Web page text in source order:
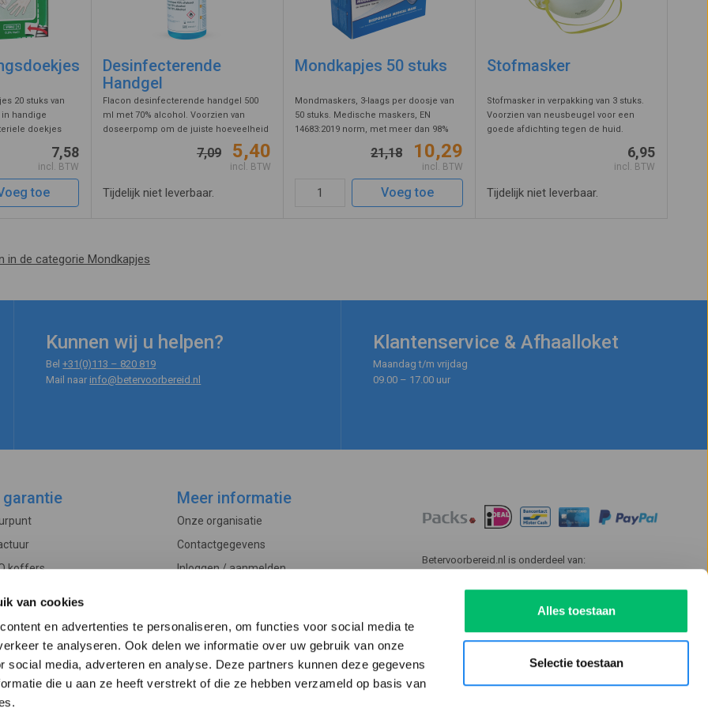
van cookies
en advertenties te personaliseren, om functies voor social media te
te analyseren. Ook delen we informatie over uw gebruik van onze
social media, adverteren en analyse. Deze partners kunnen deze gegevens
die u aan ze heeft verstrekt of die ze hebben verzameld op basis van
Alles toestaan
Selectie toestaan
op pasvorm door beide handen tegen het masker te
uit te ademen. Bij lekkage rond de neus drukt u de
aan. Bij lekkage op andere plaatsen trekt u de
het hoofd en verbindt u ze met elkaar met een
alleen met een goed sluitend masker mag u zones met
betreden.
20 stuks van
in handige
doekjes
uit een
7,58
incl. BTW
toe
Desinfecterende
Handgel
Flacon desinfecterende handgel 500
ml met 70% alcohol. Voorzien van
doseerpomp om de juiste hoeveelheid
op uw handen aan te brengen. De
inhoud van de pomp is goed voor ca.
170 handontsmettingen. Antibacteriële
gel ...
7,09 5,40
incl. BTW
Tijdelijk niet leverbaar.
Mondkapjes 50 stuks
Mondmaskers, 3-laags per doosje van
50 stuks. Medische maskers, EN
14683:2019 norm, met meer dan 98%
luchtfiltratie van deeltjes tot 3 micron.
Fijne luchtdoorlatende non-woven stof,
aanpasbaar op de vorm van de neus ...
21,18 10,29
incl. BTW
Voeg toe
Stofmasker
Stofmasker in verpakking van 3 stuks.
Voorzien van neusbeugel voor een
goede afdichting tegen de huid.
waardoor ze niet ingeademd worden.
Geschikt voor werkzaamheden zoals za
...
6,95
incl. BTW
Tijdelijk niet leverbaar.
in de categorie Mondkapjes
Kunnen wij u helpen?
Bel+31(0)113 – 820 819
Mail naar info@betervoorbereid.nl
Klantenservice & Afhaalloket
Maandag t/m vrijdag
09.00 – 17.00 uur
garantie
koffers
Meer informatie
Onze organisatie
Contactgegevens
Inloggen / aanmelden
Betervoorbereid.nl is onderdeel van: